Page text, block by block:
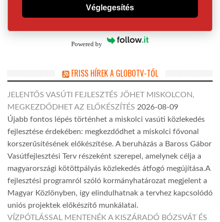
Véglegesítés
Powered by
FRISS HÍREK A GLOBOTV-TŐL
JELENTŐS VASÚTI FEJLESZTÉS JÖHET MISKOLCON,
MEGKEZDŐDHET AZ ELŐKÉSZÍTÉS 2026-08-09
Újabb fontos lépés történhet a miskolci vasúti közlekedés
fejlesztése érdekében: megkezdődhet a miskolci fővonal
korszerűsítésének előkészítése. A beruházás a Baross Gábor
Vasútfejlesztési Terv részeként szerepel, amelynek célja a
magyarországi kötöttpályás közlekedés átfogó megújítása.A
fejlesztési programról szóló kormányhatározat megjelent a
Magyar Közlönyben, így elindulhatnak a tervhez kapcsolódó
uniós projektek előkészítő munkálatai.
VÍZPÓTLÁSSAL MENTENÉK A KISZÁRADÓ BÓZSVÁT ÉS